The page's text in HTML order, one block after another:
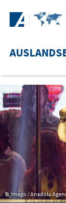
Imago / Anadolu